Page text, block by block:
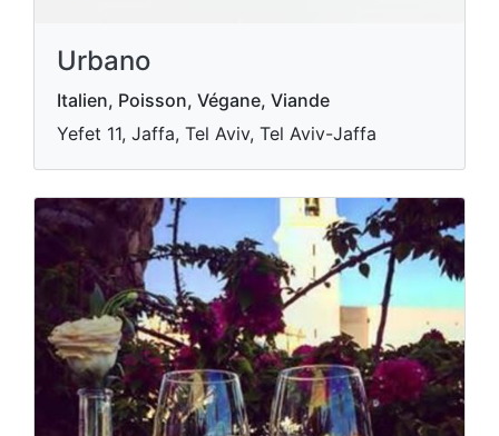
Urbano
Italien, Poisson, Végane, Viande
Yefet 11, Jaffa, Tel Aviv, Tel Aviv-Jaffa